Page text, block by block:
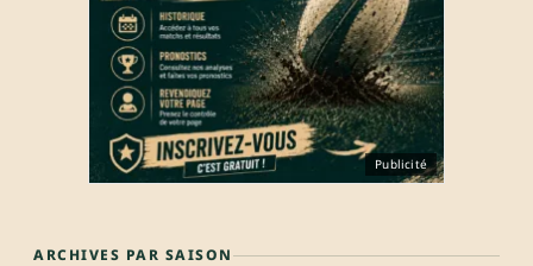
Publicité
ARCHIVES PAR SAISON